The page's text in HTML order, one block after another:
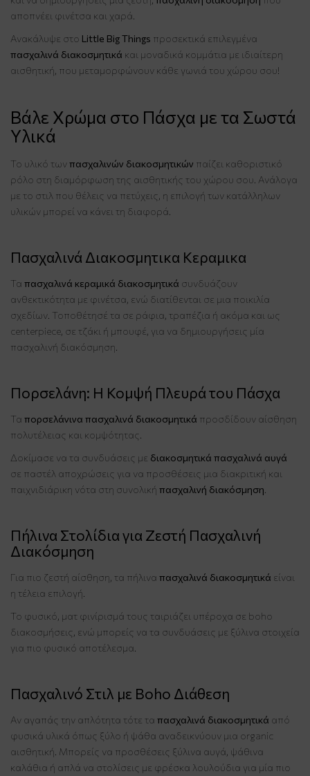
αποπνέει φινέτσα και χαρά.
Ανακάλυψε στο Little Big Things προσεκτικά επιλεγμένα
πασχαλινά διακοσμητικά και μοναδικά κομμάτια με ιδιαίτερη
αισθητική, που μεταμορφώνουν κάθε γωνιά του χώρου σου!
Βάλε Χρώμα στο Πάσχα με τα Σωστά
Υλικά
Το υλικό τωνπασχαλινών διακοσμητικών παίζει καθοριστικό
ρόλο στη διαμόρφωση της αισθητικής του χώρου σου. Ανάλογα
με το στιλ που θέλεις να πετύχεις, η επιλογή των κατάλληλων
υλικών μπορεί να κάνει τη διαφορά.
Πασχαλινά Διακοσμητικα Κεραμικα
Τα πασχαλινά κεραμικά διακοσμητικά συνδυάζουν
ανθεκτικότητα με φινέτσα, ενώ διατίθενται σε μια ποικιλία
σχεδίων. Τοποθέτησέ τα σε ράφια, τραπέζια ή ακόμα και ως
centerpiece, σε τζάκι ή μπουφέ, για να δημιουργήσεις μία
πασχαλινή διακόσμηση.
Πορσελάνη: Η Κομψή Πλευρά του Πάσχα
Τα πορσελάνινα πασχαλινά διακοσμητικά προσδίδουν αίσθηση
πολυτέλειας και κομψότητας.
Δοκίμασε να τα συνδυάσεις με διακοσμητικά πασχαλινά αυγά
σε παστέλ αποχρώσεις για να προσθέσεις μια διακριτική και
παιχνιδιάρικη νότα στη συνολική πασχαλινή διακόσμηση
Πήλινα Στολίδια για Ζεστή Πασχαλινή
Διακόσμηση
Για πιο ζεστή αίσθηση, τα πήλινα πασχαλινά διακοσμητικά είναι
η τέλεια επιλογή.
Το φυσικό, ματ φινίρισμά τους ταιριάζει υπέροχα σε boho
διακοσμήσεις, ενώ μπορείς να τα συνδυάσεις με ξύλινα στοιχεία
για πιο φυσικό αποτέλεσμα.
Πασχαλινό Στιλ με Boho Διάθεση
Αν αγαπάς την απλότητα τότε τα πασχαλινά διακοσμητικά από
φυσικά υλικά όπως ξύλο ή ψάθα αναδεικνύουν μια organic
αισθητική. Μπορείς να προσθέσεις ξύλινα αυγά, ψάθινα
καλάθια ή απλά να στολίσεις με φρέσκα λουλούδια για μία πιο